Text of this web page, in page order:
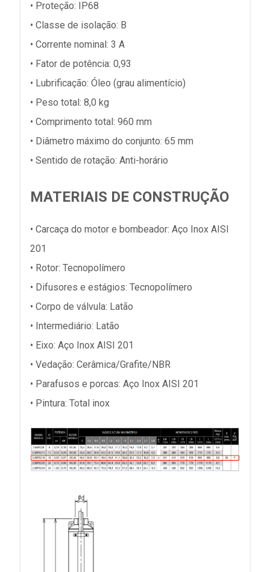
• Proteção: IP68
• Classe de isolação: B
• Corrente nominal: 3 A
• Fator de potência: 0,93
• Lubrificação: Óleo (grau alimentício)
• Peso total: 8,0 kg
• Comprimento total: 960 mm
• Diâmetro máximo do conjunto: 65 mm
• Sentido de rotação: Anti-horário
MATERIAIS DE CONSTRUÇÃO
• Carcaça do motor e bombeador: Aço Inox AISI
201
• Rotor: Tecnopolímero
• Difusores e estágios: Tecnopolímero
• Corpo de válvula: Latão
• Intermediário: Latão
• Eixo: Aço Inox AISI 201
• Vedação: Cerâmica/Grafite/NBR
• Parafusos e porcas: Aço Inox AISI 201
• Pintura: Total inox